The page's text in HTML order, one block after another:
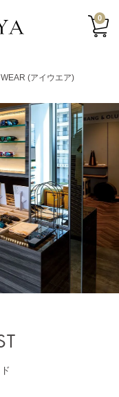
0
WEAR (アイウエア)